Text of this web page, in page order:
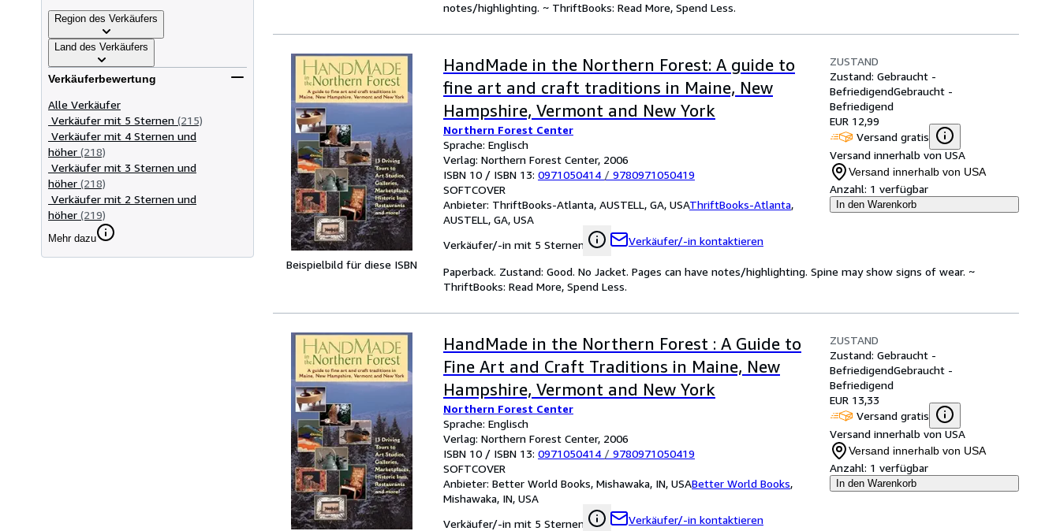
Region des Verkäufers
Land des Verkäufers
Verkäuferbewertung
Alle Verkäufer
Verkäufer mit 5 Sternen (215)
Verkäufer mit 4 Sternen und
höher (218)
Verkäufer mit 3 Sternen und
höher (218)
Verkäufer mit 2 Sternen und
höher (219)
Mehr dazu
notes/highlighting. ~ ThriftBooks: Read More, Spend Less.
Beispielbild für diese ISBN
HandMade in the Northern Forest: A guide to
fine art and craft traditions in Maine, New
Hampshire, Vermont and New York
Northern Forest Center
Sprache: Englisch
Verlag: Northern Forest Center, 2006
ISBN 10 / ISBN 13: 0971050414 / 9780971050419
SOFTCOVER
Anbieter: ThriftBooks-Atlanta, AUSTELL, GA, USAThriftBooks-Atlanta,
AUSTELL, GA, USA
Verkäufer/-in mit 5 Sternen
Verkäufer/-in kontaktieren
ZUSTAND
Zustand: Gebraucht -
BefriedigendGebraucht -
Befriedigend
EUR 12,99
Versand gratis
Versand innerhalb von USA
Versand innerhalb von USA
Anzahl: 1 verfügbar
In den Warenkorb
Paperback. Zustand: Good. No Jacket. Pages can have notes/highlighting. Spine may show signs of wear. ~
ThriftBooks: Read More, Spend Less.
HandMade in the Northern Forest : A Guide to
Fine Art and Craft Traditions in Maine, New
Hampshire, Vermont and New York
Northern Forest Center
Sprache: Englisch
Verlag: Northern Forest Center, 2006
ISBN 10 / ISBN 13: 0971050414 / 9780971050419
SOFTCOVER
Anbieter: Better World Books, Mishawaka, IN, USABetter World Books,
Mishawaka, IN, USA
Verkäufer/-in mit 5 Sternen
Verkäufer/-in kontaktieren
ZUSTAND
Zustand: Gebraucht -
BefriedigendGebraucht -
Befriedigend
EUR 13,33
Versand gratis
Versand innerhalb von USA
Versand innerhalb von USA
Anzahl: 1 verfügbar
In den Warenkorb